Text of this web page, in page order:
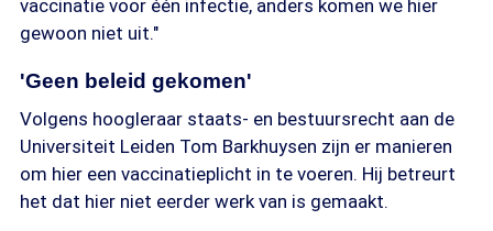
vaccinatie voor één infectie, anders komen we hier
gewoon niet uit."
'Geen beleid gekomen'
Volgens hoogleraar staats- en bestuursrecht aan de
Universiteit Leiden Tom Barkhuysen zijn er manieren
om hier een vaccinatieplicht in te voeren. Hij betreurt
het dat hier niet eerder werk van is gemaakt.